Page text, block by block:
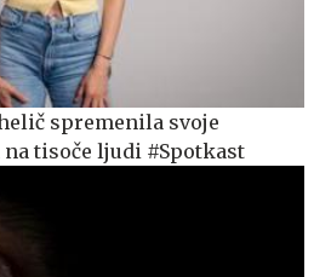
spremenila svoje
tisoče ljudi #Spotkast